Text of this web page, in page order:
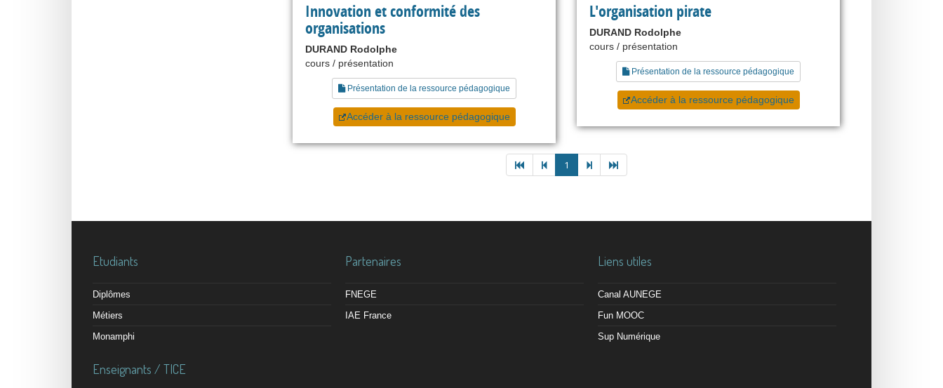
Innovation et conformité des
organisations
DURAND Rodolphe
cours / présentation
Présentation de la ressource pédagogique
Accéder à la ressource pédagogique
L'organisation pirate
DURAND Rodolphe
cours / présentation
Présentation de la ressource pédagogique
Accéder à la ressource pédagogique
1
Etudiants
Diplômes
Métiers
Monamphi
Enseignants / TICE
Partenaires
FNEGE
IAE France
Liens utiles
Canal AUNEGE
Fun MOOC
Sup Numérique